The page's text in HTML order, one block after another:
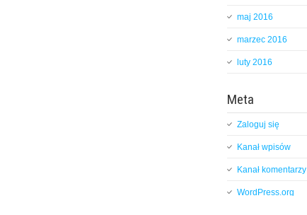
maj 2016
marzec 2016
luty 2016
Meta
Zaloguj się
Kanał wpisów
Kanał komentarzy
WordPress.org